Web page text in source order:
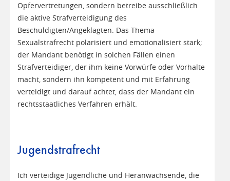
Opfervertretungen, sondern betreibe ausschließlich
die aktive Strafverteidigung des
Beschuldigten/Angeklagten. Das Thema
Sexualstrafrecht polarisiert und emotionalisiert stark;
der Mandant benötigt in solchen Fällen einen
Strafverteidiger, der ihm keine Vorwürfe oder Vorhalte
macht, sondern ihn kompetent und mit Erfahrung
verteidigt und darauf achtet, dass der Mandant ein
rechtsstaatliches Verfahren erhält.
Jugendstrafrecht
Ich verteidige Jugendliche und Heranwachsende, die